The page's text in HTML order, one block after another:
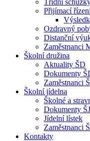
Třídní
Přijímací
Ozdravný
Distanční
Zaměstnanci
Školní družina
Aktuality ŠD
Dokumenty
Zaměstnanci
Školní jídelna
Školné a
Dokumenty ŠJ
Jídelní lístek
Zaměstnanci
Kontakty